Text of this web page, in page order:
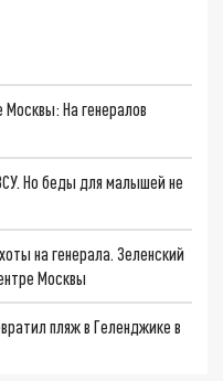
На генералов
Но беды для малышей не
на генерала. Зеленский
Москвы
пляж в Геленджике в